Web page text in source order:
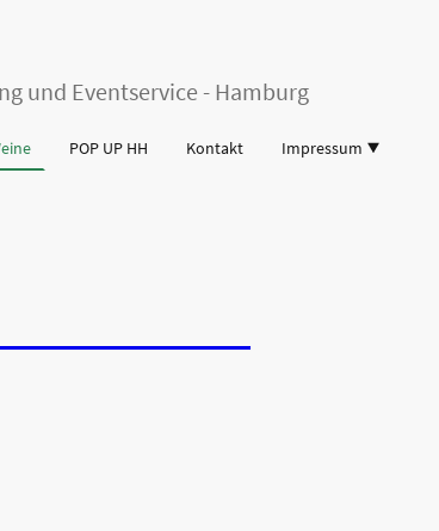
und Eventservice - Hamburg
POP UP HH Kontakt Impressum